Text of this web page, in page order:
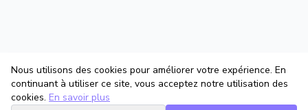
Nous utilisons des cookies pour améliorer votre expérience. En
continuant à utiliser ce site, vous acceptez notre utilisation des
cookies. En savoir plus